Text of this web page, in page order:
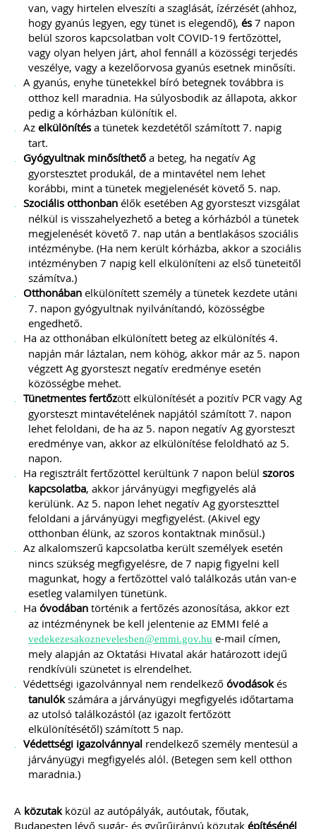
van, vagy hirtelen elveszíti a szaglását, ízérzését (ahhoz,
hogy gyanús legyen, egy tünet is elegendő), és 7 napon
belül szoros kapcsolatban volt COVID-19 fertőzöttel,
vagy olyan helyen járt, ahol fennáll a közösségi terjedés
veszélye, vagy a kezelőorvosa gyanús esetnek minősíti.
A gyanús, enyhe tünetekkel bíró betegnek továbbra is
otthoz kell maradnia. Ha súlyosbodik az állapota, akkor
pedig a kórházban különítik el.
Az elkülönítés a tünetek kezdetétől számított 7. napig
tart.
Gyógyultnak minősíthető a beteg, ha negatív Ag
gyorstesztet produkál, de a mintavétel nem lehet
korábbi, mint a tünetek megjelenését követő 5. nap.
Szociális otthonban élők esetében Ag gyorsteszt vizsgálat
nélkül is visszahelyezhető a beteg a kórházból a tünetek
megjelenését követő 7. nap után a bentlakásos szociális
intézménybe. (Ha nem került kórházba, akkor a szociális
intézményben 7 napig kell elkülöníteni az első tüneteitől
számítva.)
Otthonában elkülönített személy a tünetek kezdete utáni
7. napon gyógyultnak nyilvánítandó, közösségbe
engedhető.
Ha az otthonában elkülönített beteg az elkülönítés 4.
napján már láztalan, nem köhög, akkor már az 5. napon
végzett Ag gyorsteszt negatív eredménye esetén
közösségbe mehet.
Tünetmentes fertőzött elkülönítését a pozitív PCR vagy Ag
gyorsteszt mintavételének napjától számított 7. napon
lehet feloldani, de ha az 5. napon negatív Ag gyorsteszt
eredménye van, akkor az elkülönítése feloldható az 5.
napon.
Ha regisztrált fertőzöttel kerültünk 7 napon belül szoros
kapcsolatba, akkor járványügyi megfigyelés alá
kerülünk. Az 5. napon lehet negatív Ag gyorsteszttel
feloldani a járványügyi megfigyelést. (Akivel egy
otthonban élünk, az szoros kontaktnak minősül.)
Az alkalomszerű kapcsolatba került személyek esetén
nincs szükség megfigyelésre, de 7 napig figyelni kell
magunkat, hogy a fertőzöttel való találkozás után van-e
esetleg valamilyen tünetünk.
Ha óvodában történik a fertőzés azonosítása, akkor ezt
az intézménynek be kell jelentenie az EMMI felé a
vedekezesakoznevelesben@emmi.gov.hu e-mail címen,
mely alapján az Oktatási Hivatal akár határozott idejű
rendkívüli szünetet is elrendelhet.
Védettségi igazolvánnyal nem rendelkező óvodásokés
tanulókszámára a járványügyi megfigyelés időtartama
az utolsó találkozástól (az igazolt fertőzött
elkülönítésétől) számított 5 nap.
Védettségi igazolvánnyal rendelkező személy mentesül a
járványügyi megfigyelés alól. (Betegen sem kell otthon
maradnia.)
A közutakközül az autópályák, autóutak, főutak,
Budapesten lévő sugár- és gyűrűirányú közutak építésénél